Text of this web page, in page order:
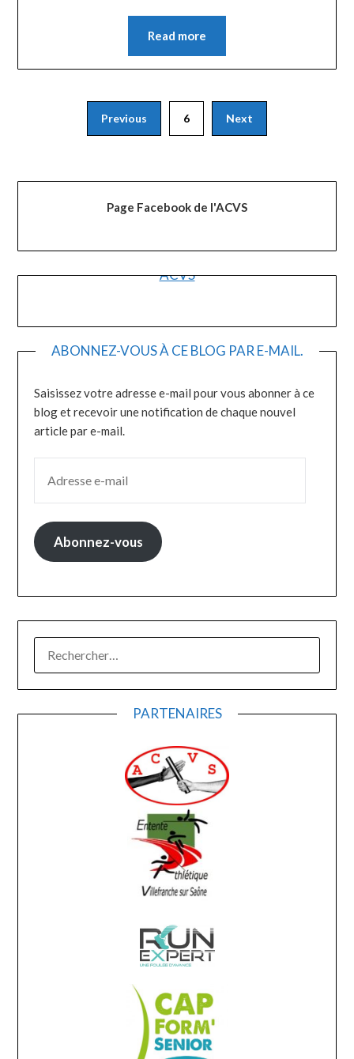
Read more
PaginationPrevious 6 Next
Page Facebook de l'ACVS
ACVS
ABONNEZ-VOUS À CE BLOG PAR E-MAIL.
Saisissez votre adresse e-mail pour vous abonner à ce
blog et recevoir une notification de chaque nouvel
article par e-mail.
Abonnez-vous
PARTENAIRES